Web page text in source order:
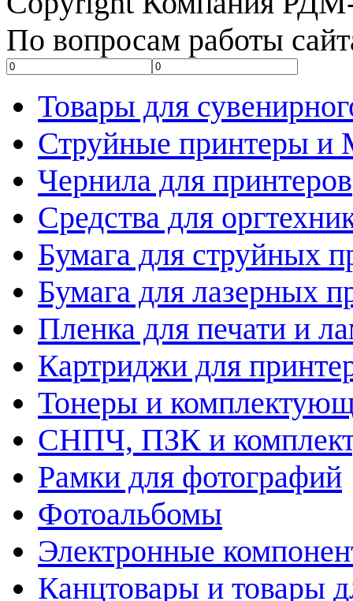
По вопросам работы
Товары для
Струйные принтеры
Чернила для принтеров
Средства для
Бумага для струйных
Бумага для лазерных
Пленка для печати и
Картриджи для
Тонеры и
СНПЧ, ПЗК и
Рамки для фотографий
Фотоальбомы
Электронные
Канцтовары и товары